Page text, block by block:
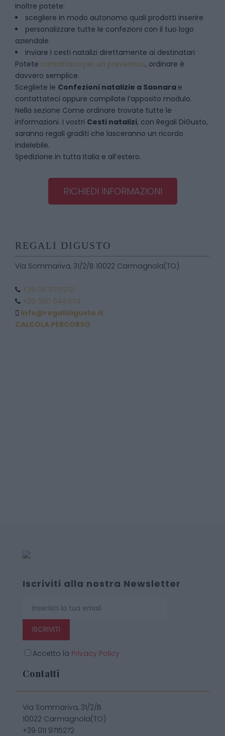
Inoltre potete:
scegliere in modo autonomo quali prodotti inserire
personalizzare tutte le confezioni con il tuo logo
aziendale
inviare i cesti natalizi direttamente ai destinatari
Potete contattarci per un preventivo, ordinare è
davvero semplice.
Scegliete le Confezioni natalizie a Saonara e
contattateci oppure compilate l’apposito modulo.
Nella sezione Come ordinare trovate tutte le
informazioni. I vostri Cesti natalizi, con Regali DiGusto,
saranno regali graditi che lasceranno un ricordo
indelebile.
Spedizione in tutta Italia e all’estero.
RICHIEDI INFORMAZIONI
REGALI DIGUSTO
Via Sommariva, 31/2/B 10022 Carmagnola(TO)
+39 011 9715272
+39 380 6441674
info@regalidigusto.it
CALCOLA PERCORSO
Iscriviti alla nostra Newsletter
ISCRIVITI
Accetto la Privacy Policy
Contatti
Via Sommariva, 31/2/B
10022 Carmagnola(TO)
+39 011 9715272